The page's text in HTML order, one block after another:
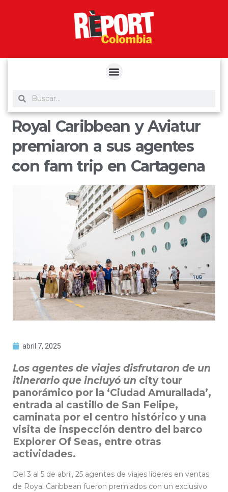
Royal Caribbean y Aviatur
premiaron a sus agentes
con fam trip en Cartagena
abril 7, 2025
Los agentes de viajes disfrutaron de un
itinerario que incluyó un city tour
panorámico por la ‘Ciudad Amurallada’,
entrada al castillo de San Felipe,
caminata por el centro histórico y una
visita de inspección dentro del barco
Explorer Of Seas, entre otras
actividades.
Del 3 al 5 de abril, 25 agentes de viajes líderes en ventas
de Royal Caribbean fueron premiados con un exclusivo